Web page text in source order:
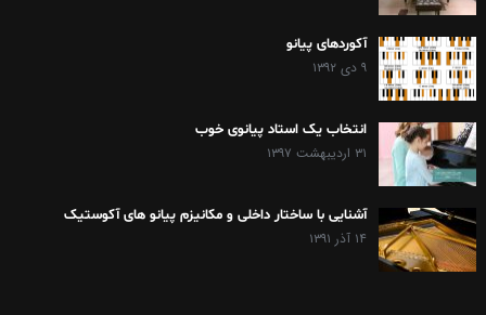
آکوردهای پیانو
۹ دی ۱۳۹۲
انتخاب یک استاد پیانوی خوب
۳۱ اردیبهشت ۱۳۹۷
آشنایی با ساختار داخلی و مکانیزم پیانو های آکوستیک
۱۴ آذر ۱۳۹۱